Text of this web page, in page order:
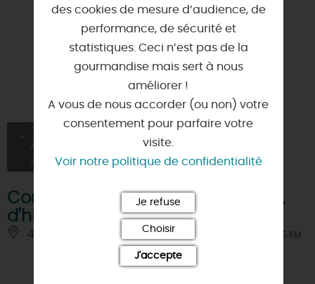
28
AOÛT
2026
Conférence - Le Giennois en fête,
d'hier à aujourd'hui
45500 - GIEN À 1.5 KM
des cookies de mesure d’audience, de
performance, de sécurité et
statistiques. Ceci n’est pas de la
gourmandise mais sert à nous
améliorer !
A vous de nous accorder (ou non) votre
consentement pour parfaire votre
visite.
Voir notre politique de confidentialité
Je refuse
Choisir
J'accepte